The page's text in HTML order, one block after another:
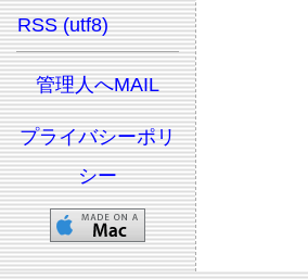
RSS (utf8)
管理人へMAIL
プライバシーポリ
シー